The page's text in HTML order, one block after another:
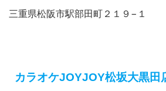
三重県松阪市駅部田町２１９−１
カラオケJOYJOY松坂大黒田